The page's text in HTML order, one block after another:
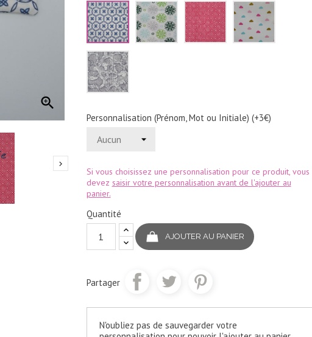


Blanc
fleurs
bleu
marine
Blanc
fleur
vertes
et
Rouge
losanges
blancs
bleus
Serpent
gris
Personnalisation (Prénom, Mot ou Initiale) (+3€)
Si vous choisissez une personnalisation pour ce produit, vous
devez saisir votre personnalisation avant de l'ajouter au
panier.
Quantité
AJOUTER AU PANIER
Partager
N'oubliez pas de sauvegarder votre